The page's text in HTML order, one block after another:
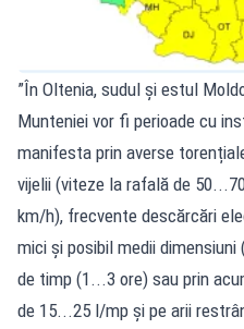
”În Oltenia, sudul și estul
Munteniei vor fi perioade cu
manifesta prin averse
vijelii (viteze la rafală de
km/h), frecvente descărcări
mici și posibil medii
de timp (1...3 ore) sau prin
de 15...25 l/mp și pe arii